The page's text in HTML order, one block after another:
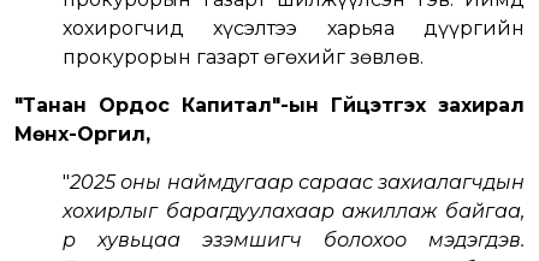
хохирогчид хүсэлтээ харьяа дүүргийн
прокурорын газарт өгөхийг зөвлөв.
"Танан Ордос Капитал"-ын Гүйцэтгэх захирал
Мөнх-Оргил,
"2025 оны наймдугаар сараас захиалагчдын
хохирлыг барагдуулахаар ажиллаж байгаа,
өөрөө хувьцаа эзэмшигч болохоо мэдэгдэв.